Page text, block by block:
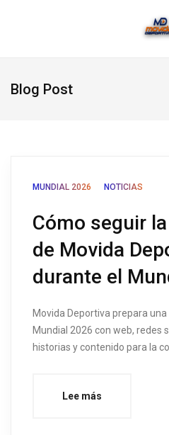
Blog Post
MUNDIAL 2026 NOTICIAS
Cómo seguir
de Movida
durante el
Movida Deportiva prepara
Mundial 2026 con web, redes
historias y contenido para la
Lee más